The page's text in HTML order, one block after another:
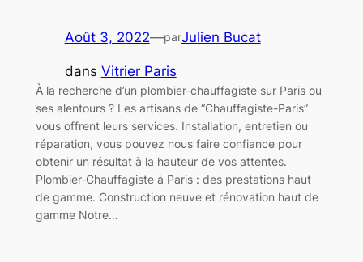
Août 3, 2022—parJulien Bucat
dans Vitrier Paris
À la recherche d’un plombier-chauffagiste sur Paris ou
ses alentours ? Les artisans de “Chauffagiste-Paris”
vous offrent leurs services. Installation, entretien ou
réparation, vous pouvez nous faire confiance pour
obtenir un résultat à la hauteur de vos attentes.
Plombier-Chauffagiste à Paris : des prestations haut
de gamme. Construction neuve et rénovation haut de
gamme Notre…